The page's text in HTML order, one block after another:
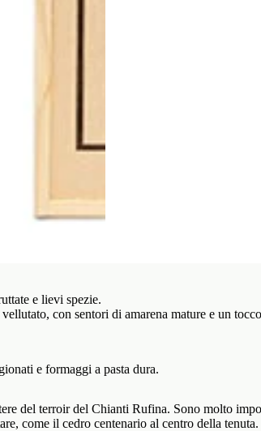
e lievi spezie.
con sentori di amarena mature e un
e formaggi a pasta dura.
del terroir del Chianti Rufina. Sono molto
come il cedro centenario al centro della